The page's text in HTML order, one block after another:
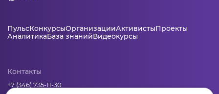
ПульсКонкурсыОрганизацииАктивистыПроекты
АналитикаБаза знанийВидеокурсы
Контакты
+7 (346) 735-11-30